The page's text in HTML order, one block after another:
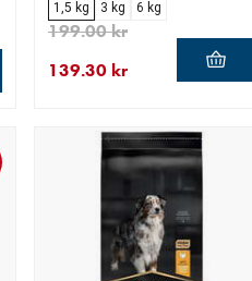
1,5 kg 3 kg 6 kg
139.30 kr
199.00 kr